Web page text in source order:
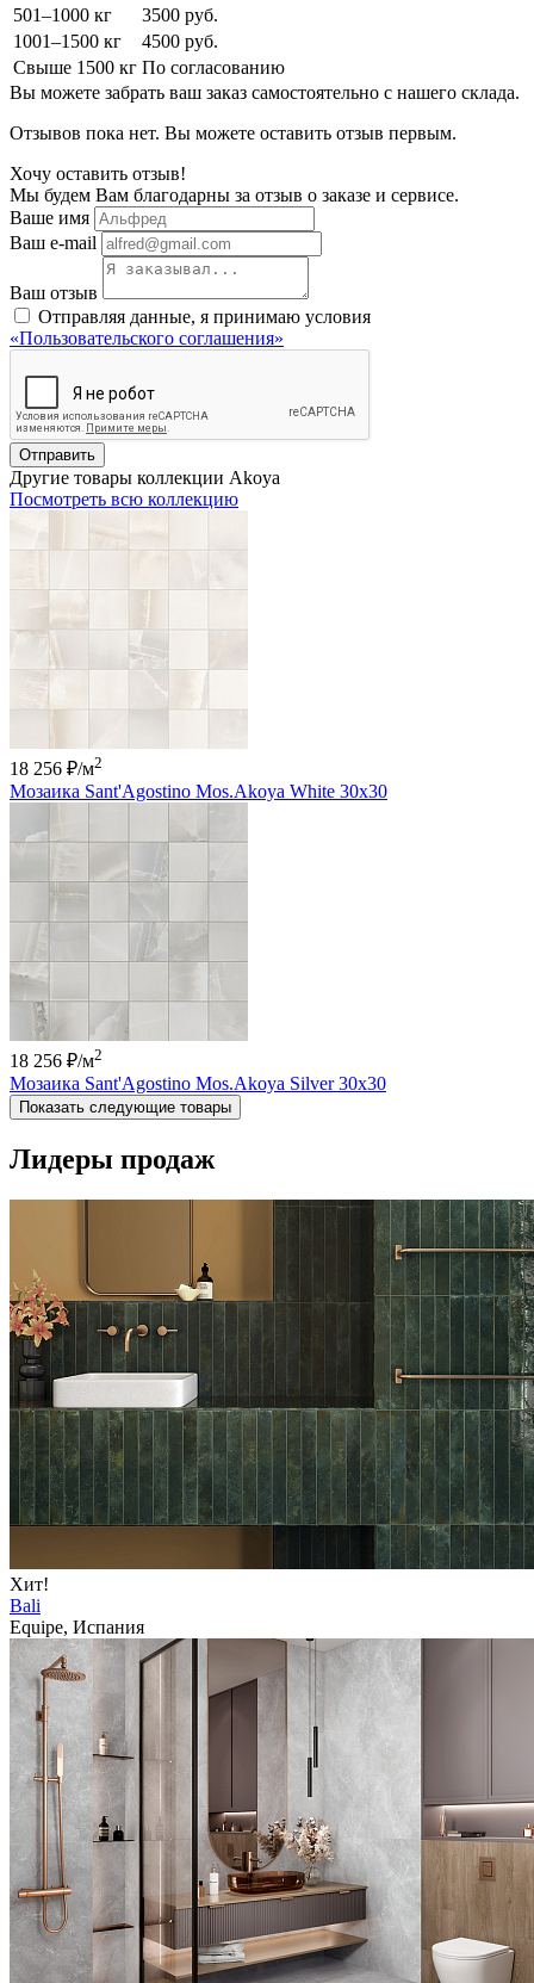
501–1000 кг
3500 руб.
1001–1500 кг
4500 руб.
Свыше 1500 кг По согласованию
Вы можете забрать ваш заказ самостоятельно с нашего склада.
Отзывов пока нет. Вы можете оставить отзыв первым.
Хочу оставить отзыв!
Мы будем Вам благодарны за отзыв о заказе и сервисе.
Ваше имя
Ваш e-mail
Ваш отзыв
Отправляя данные, я принимаю условия
«Пользовательского соглашения»
Отправить
Другие товары коллекции Akoya
Посмотреть всю коллекцию
18 256 ₽/м2
Мозаика Sant'Agostino Mos.Akoya White 30x30
18 256 ₽/м2
Мозаика Sant'Agostino Mos.Akoya Silver 30x30
Показать следующие товары
Лидеры продаж
Хит!
Bali
Equipe, Испания